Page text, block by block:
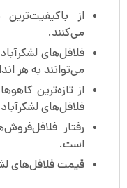
از
می‌کنند.
فلافل‌های
می‌توانند به هر
از تازه‌ترین
فلافل‌های
رفتار
است.
قیمت فلافل‌های